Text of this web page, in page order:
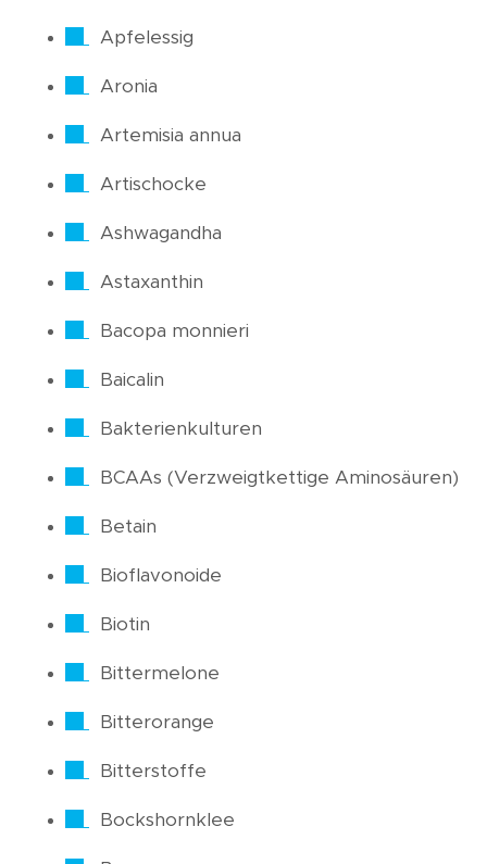
Apfelessig
Aronia
Artemisia annua
Artischocke
Ashwagandha
Astaxanthin
Bacopa monnieri
Baicalin
Bakterienkulturen
BCAAs (Verzweigtkettige Aminosäuren)
Betain
Bioflavonoide
Biotin
Bittermelone
Bitterorange
Bitterstoffe
Bockshornklee